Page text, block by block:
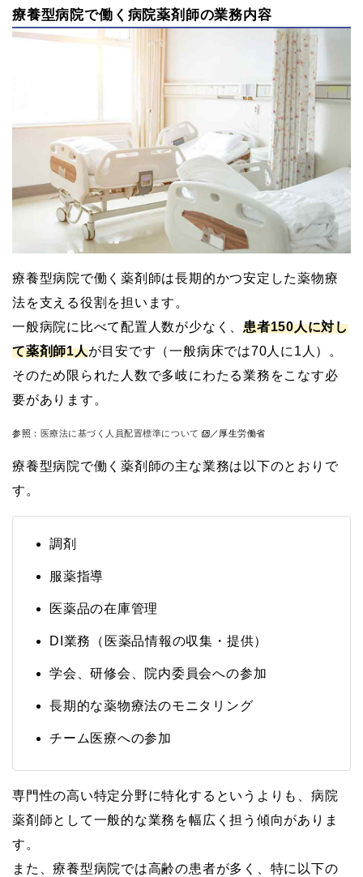
療養型病院で働く病院薬剤師の業務内容
療養型病院で働く薬剤師は長期的かつ安定した薬物療
法を支える役割を担います。
一般病院に比べて配置人数が少なく、患者150人に対し
て薬剤師1人が目安です（一般病床では70人に1人）。
そのため限られた人数で多岐にわたる業務をこなす必
要があります。
参照： 医療法に基づく人員配置標準について ／厚生労働省
療養型病院で働く薬剤師の主な業務は以下のとおりで
す。
調剤
服薬指導
医薬品の在庫管理
DI業務（医薬品情報の収集・提供）
学会、研修会、院内委員会への参加
長期的な薬物療法のモニタリング
チーム医療への参加
専門性の高い特定分野に特化するというよりも、病院
薬剤師として一般的な業務を幅広く担う傾向がありま
す。
また、療養型病院では高齢の患者が多く、特に以下の